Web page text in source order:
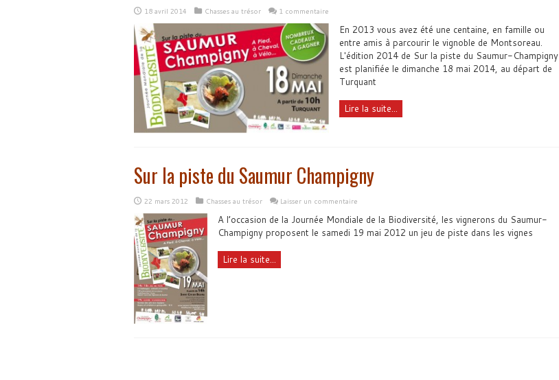
18 avril 2014 Chasses au trésor 1 commentaire
En 2013 vous avez été une centaine, en famille ou
entre amis à parcourir le vignoble de Montsoreau.
L'édition 2014 de Sur la piste du Saumur-Champigny
est planifiée le dimanche 18 mai 2014, au départ de
Turquant
Lire la suite...
Sur la piste du Saumur Champigny
22 mars 2012 Chasses au trésor Laisser un commentaire
A l’occasion de la Journée Mondiale de la Biodiversité, les vignerons du Saumur-
Champigny proposent le samedi 19 mai 2012 un jeu de piste dans les vignes
Lire la suite...